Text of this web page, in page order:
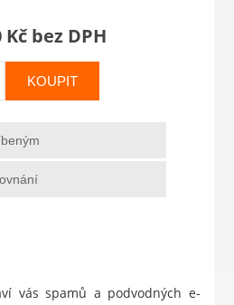
Kč bez DPH
KOUPIT
vás spamů a podvodných e-